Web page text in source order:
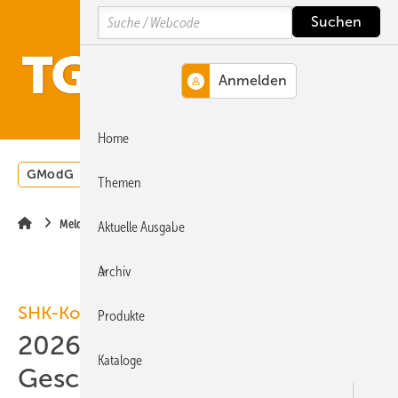
Hauptinhalt
Hauptmenü
SiteSearch
GModG Wärmepumpe
Meldungen
SHK-Konjunkturbarometer
2026-Q1: SHK-
Geschäftsklima stagniert
Search
Home
Themen
Aktuelle Ausgabe
Archiv
Produkte
Kataloge